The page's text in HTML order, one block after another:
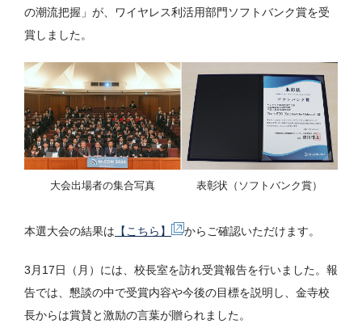
の潮流把握」が、ワイヤレス利活用部門ソフトバンク賞を受
賞しました。
大会出場者の集合写真 表彰状（ソフトバンク賞）
本選大会の結果は 【こちら】 からご確認いただけます。
3月17日（月）には、校長室を訪れ受賞報告を行いました。報
告では、懇談の中で受賞内容や今後の目標を説明し、金寺校
長からは賞賛と激励の言葉が贈られました。